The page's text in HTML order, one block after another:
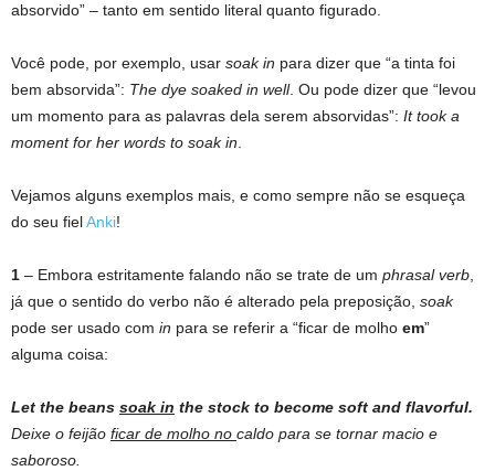
absorvido” – tanto em sentido literal quanto figurado.
Você pode, por exemplo, usar soak in para dizer que “a tinta foi
bem absorvida”: The dye soaked in well. Ou pode dizer que “levou
um momento para as palavras dela serem absorvidas”: It took a
moment for her words to soak in
Vejamos alguns exemplos mais, e como sempre não se esqueça
do seu fielAnki!
1 – Embora estritamente falando não se trate de um phrasal verb
já que o sentido do verbo não é alterado pela preposição, soak
pode ser usado com in para se referir a “ficar de molho em”
alguma coisa:
Let the beans soak in the stock to become soft and flavorful.
Deixe o feijão ficar de molho no caldo para se tornar macio e
saboroso.